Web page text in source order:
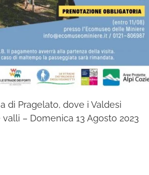
di Pragelato, dove i Valdesi
– Domenica 13 Agosto 2023